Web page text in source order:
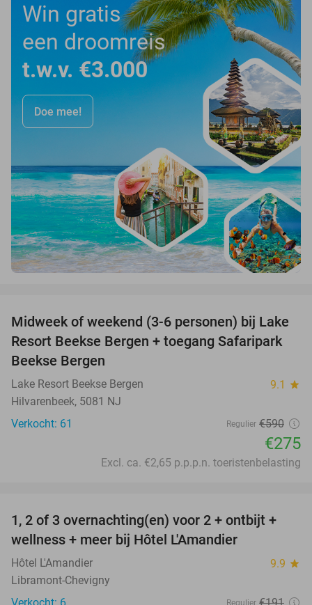
Win gratis
een droomreis
t.w.v. €3.000
Doe mee!
53%
Midweek of weekend (3-6 personen) bij Lake
Resort Beekse Bergen + toegang Safaripark
Beekse Bergen
Lake Resort Beekse Bergen 9.1 star
Hilvarenbeek, 5081 NJ
Verkocht: 61
Regulier €590
€275
Excl. ca. €2,65 p.p.p.n. toeristenbelasting
32%
TODAY
1, 2 of 3 overnachting(en) voor 2 + ontbijt +
wellness + meer bij Hôtel L'Amandier
Hôtel L'Amandier 9.9 star
Libramont-Chevigny